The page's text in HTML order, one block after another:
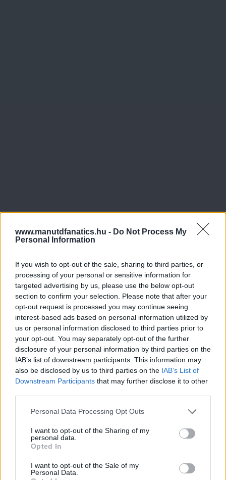
www.manutdfanatics.hu - Do Not Process My
Personal Information
If you wish to opt-out of the sale, sharing to third parties, or
processing of your personal or sensitive information for
targeted advertising by us, please use the below opt-out
section to confirm your selection. Please note that after your
opt-out request is processed you may continue seeing
interest-based ads based on personal information utilized by
us or personal information disclosed to third parties prior to
your opt-out. You may separately opt-out of the further
disclosure of your personal information by third parties on the
IAB’s list of downstream participants. This information may
also be disclosed by us to third parties on the IAB’s List of
Downstream Participants that may further disclose it to other
Please note that this website/app uses one or more Google
not limited to your visit or usage behaviour. You may click to
grant or deny consent to Google and its third-party tags to
use your data for below specified purposes in below Google
consent section.
Personal Data Processing Opt Outs
I want to opt-out of the Sharing of my
personal data.
Opted In
I want to opt-out of the Sale of my
Personal Data.